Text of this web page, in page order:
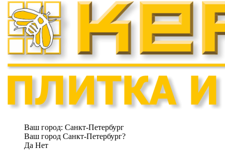
Ваш город: Санкт-Петербург
Ваш город Санкт-Петербург?
Да Нет